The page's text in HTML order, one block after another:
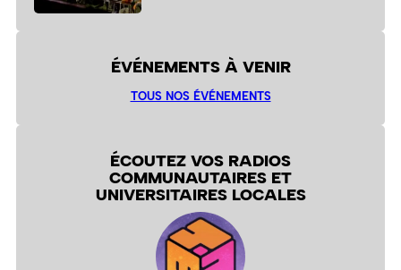
ÉVÉNEMENTS À VENIR
TOUS NOS ÉVÉNEMENTS
ÉCOUTEZ VOS RADIOS
COMMUNAUTAIRES ET
UNIVERSITAIRES LOCALES